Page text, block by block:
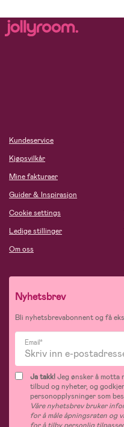
Kundeservice
Kjøpsvilkår
Mine fakturaer
Guider & Inspirasjon
Cookie settings
Ledige stillinger
Om oss
Nyhetsbrev
Bli nyhetsbrevabonnent og få
Email*
Ja takk!Jeg ønsker å motta
tilbud og nyheter, og
personopplysninger som
Våre nyhetsbrev bruker
for å måle åpningsraten og